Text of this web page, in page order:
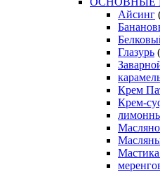
Айсинг
Глазурь
Крем
Крем-